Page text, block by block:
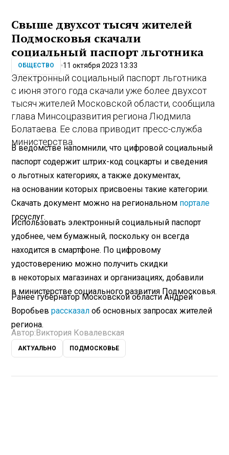
Свыше двухсот тысяч жителей
Подмосковья скачали
социальный паспорт льготника
ОБЩЕСТВО 11 октября 2023 13:33
Электронный социальный паспорт льготника
с июня этого года скачали уже более двухсот
тысяч жителей Московской области, сообщила
глава Минсоцразвития региона Людмила
Болатаева. Ее слова приводит пресс-служба
министерства.
В ведомстве напомнили, что цифровой социальный
паспорт содержит штрих-код соцкарты и сведения
о льготных категориях, а также документах,
на основании которых присвоены такие категории.
Скачать документ можно на региональном портале
госуслуг.
Использовать электронный социальный паспорт
удобнее, чем бумажный, поскольку он всегда
находится в смартфоне. По цифровому
удостоверению можно получить скидки
в некоторых магазинах и организациях, добавили
в министерстве социального развития Подмосковья.
Ранее губернатор Московской области Андрей
Воробьеврассказал об основных запросах жителей
региона.
Автор: Виктория Ковалевская
АКТУАЛЬНО ПОДМОСКОВЬЕ